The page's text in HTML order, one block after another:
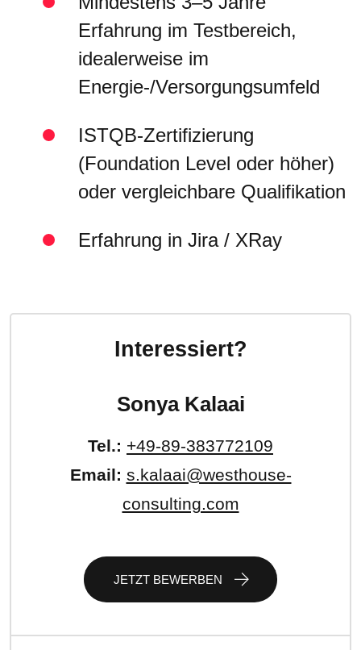
Interessiert?
Sonya Kalaai
Tel.: +49-89-383772109
Email: s.kalaai@westhouse-
consulting.com
JETZT BEWERBEN
Erfahrung im Testbereich,
idealerweise im
Energie-/Versorgungsumfeld
ISTQB-Zertifizierung
(Foundation Level oder höher)
oder vergleichbare Qualifikation
Erfahrung in Jira / XRay